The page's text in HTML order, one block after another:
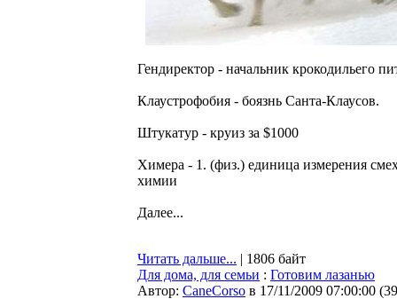
Гендиректор - начальник крокодильего
Клаустрофобия - боязнь Санта-Клаусов.
Штукатур - круиз за $1000
Химеpа - 1. (физ.) единица измеpения
химии
Далее...
Читать дальше... | 1806 байт
Для дома, для семьи : Готовим лазанью
Автор: CaneCorso в 17/11/2009 07:00:00 (